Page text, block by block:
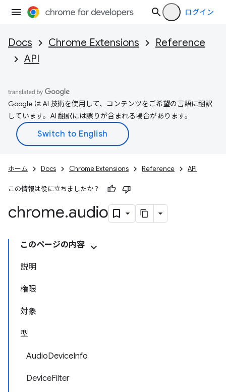
ログイン
Docs Chrome Extensions
Reference
API
Google は AI 技術を使用して、コンテンツをご希望の言語に翻訳
しています。AI 翻訳には誤りが含まれる場合があります。
ホーム Docs Chrome Extensions Reference API
この情報は役に立ちましたか？
chrome.audio
このページの内容
説明
権限
対象
型
AudioDeviceInfo
DeviceFilter